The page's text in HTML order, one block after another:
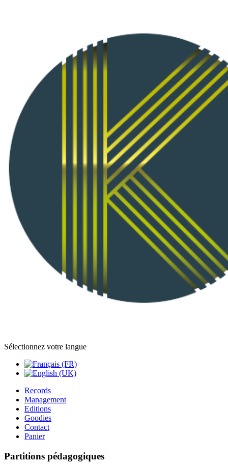
Sélectionnez votre langue
Records
Management
Editions
Goodies
Contact
Panier
Partitions pédagogiques